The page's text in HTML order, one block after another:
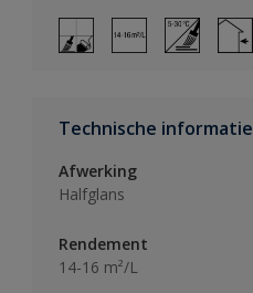
Technische informatie
Afwerking
Halfglans
Rendement
14-16 m²/L